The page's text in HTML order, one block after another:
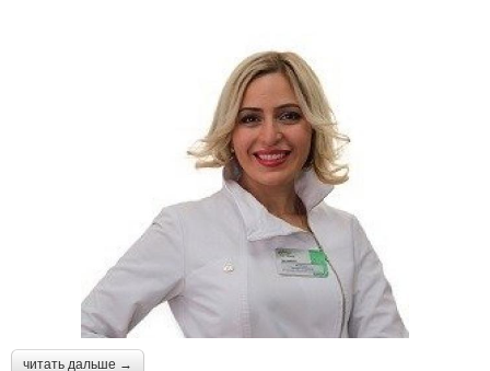
читать дальше →